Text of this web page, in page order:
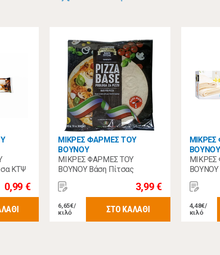
ΚΤΨ
0,99 €
ΜΙΚΡΕΣ ΦΑΡΜΕΣ ΤΟΥ
ΒΟΥΝΟΥ
ΜΙΚΡΕΣ ΦΑΡΜΕΣ ΤΟΥ
ΒΟΥΝΟΥ Βάση Πίτσας
Χωριάτικη 2Χ300γρ
3,99 €
6,65€/
κιλό
ΣΤΟ ΚΑΛΑΘΙ
ΒΟΥΝΟΥ
ΒΟΥΝΟΥ
600γρ
4,48€/
κιλό